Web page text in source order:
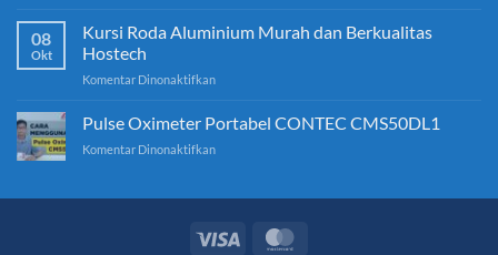
Kesehatan
dan
08
Okt
Kursi Roda Aluminium Murah dan Berkualitas
Hostech
Komentar Dinonaktifkanpada
Roda
Aluminium
Murah
Pulse Oximeter Portabel CONTEC CMS50DL1
Komentar Dinonaktifkanpada
CMS50DL1